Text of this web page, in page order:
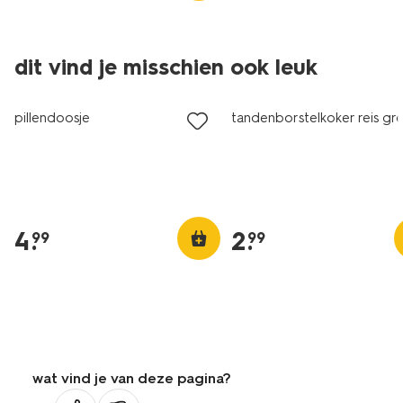
dit vind je misschien ook leuk
pillendoosje
4.
99
tandenborstelkoker reis
2.
99
wat vind je van deze pagina?